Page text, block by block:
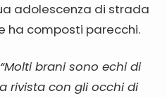
adolescenza di strada
ha composti parecchi.
“Molti brani sono echi di
rivista con gli occhi di